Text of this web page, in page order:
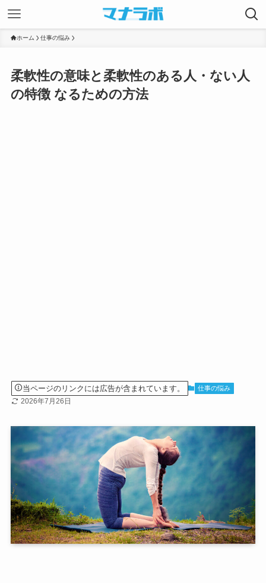
ホーム 仕事の悩み
柔軟性の意味と柔軟性のある人・ない人
の特徴 なるための方法
当ページのリンクには広告が含まれています。 仕事の悩み
2026年7月26日